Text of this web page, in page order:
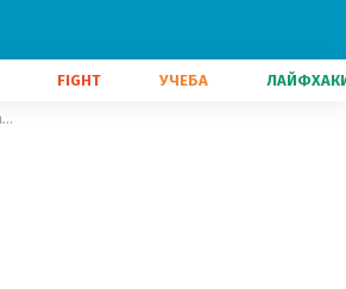
FIGHT УЧЕБА
Дзюдоист Зантарая отказался от всех своих титулов из-за допуска россиян к соревнованиям